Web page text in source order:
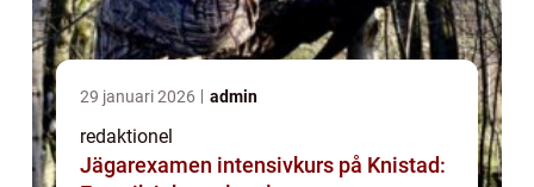
29 januari 2026 admin
redaktionel
Jägarexamen intensivkurs på Knistad: